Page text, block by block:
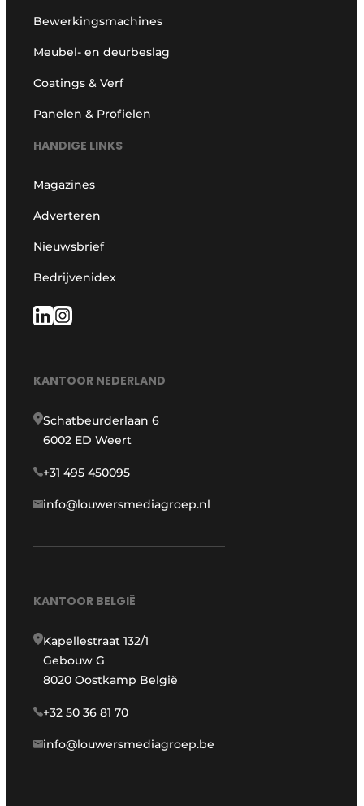
Bewerkingsmachines
Meubel- en deurbeslag
Coatings & Verf
Panelen & Profielen
HANDIGE LINKS
Magazines
Adverteren
Nieuwsbrief
Bedrijvenidex
KANTOOR NEDERLAND
Schatbeurderlaan 6
6002 ED Weert
+31 495 450095
info@louwersmediagroep.nl
KANTOOR BELGIË
Kapellestraat 132/1
Gebouw G
8020 Oostkamp België
+32 50 36 81 70
info@louwersmediagroep.be